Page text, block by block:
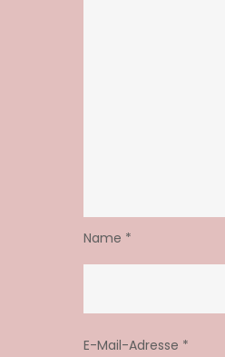
Name *
E-Mail-Adresse *